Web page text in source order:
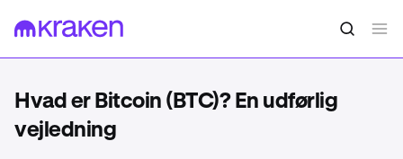
Hvad er Bitcoin (BTC)? En udførlig
vejledning